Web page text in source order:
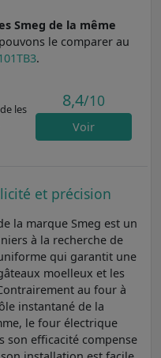
Smeg de la même
le comparer au
.
les
8,4/10
Voir
et précision
la marque Smeg est un
à la recherche de
qui garantit une
moelleux et les
au four à
instantané de la
le four électrique
son efficacité compense